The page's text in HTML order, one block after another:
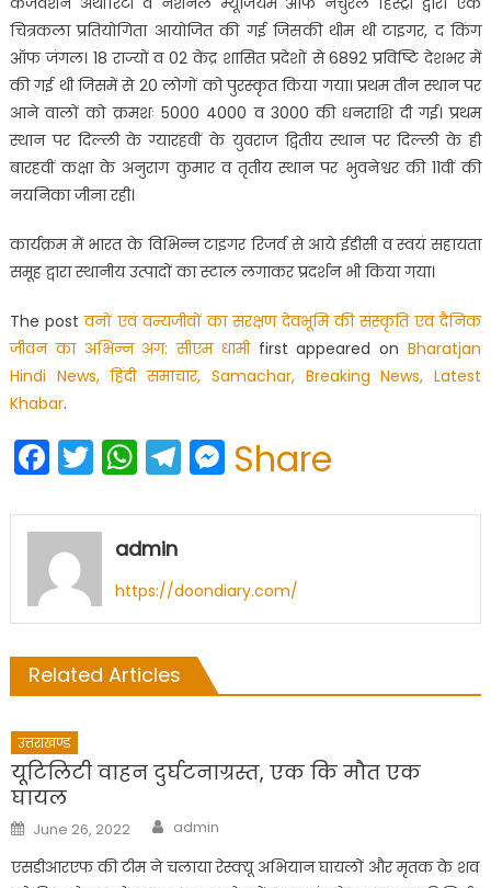
चित्रकला प्रतियोगिता आयोजित की गई जिसकी थीम थी टाइगर, द किंग
ऑफ जंगल। 18 राज्यों व 02 केंद्र शासित प्रदेशों से 6892 प्रविष्टि देशभर में
की गई थी जिसमें से 20 लोगों को पुरस्कृत किया गया। प्रथम तीन स्थान पर
आने वालों को क्रमशः 5000 4000 व 3000 की धनराशि दी गई। प्रथम
स्थान पर दिल्ली के ग्यारहवीं के युवराज द्वितीय स्थान पर दिल्ली के ही
बारहवीं कक्षा के अनुराग कुमार व तृतीय स्थान पर भुवनेश्वर की 11वीं की
नयनिका जीना रही।
कार्यक्रम में भारत के विभिन्न टाइगर रिजर्व से आये ईडीसी व स्वयं सहायता
समूह द्वारा स्थानीय उत्पादों का स्टाल लगाकर प्रदर्शन भी किया गया।
The postवनों एवं वन्यजीवों का संरक्षण देवभूमि की संस्कृति एवं दैनिक
जीवन का अभिन्न अंग: सीएम धामीfirst appeared onBharatjan
Hindi News, हिंदी समाचार, Samachar, Breaking News, Latest
Khabar.
Facebook
Twitter
WhatsApp
Telegram
Messenger
Share
admin
https://doondiary.com/
Related Articles
उत्तराखण्ड
यूटिलिटी वाहन दुर्घटनाग्रस्त, एक कि मौत एक
घायल
Posted
on
June 26, 2022 Author
admin
एसडीआरएफ की टीम ने चलाया रेस्क्यू अभियान घायलों और मृतक के शव